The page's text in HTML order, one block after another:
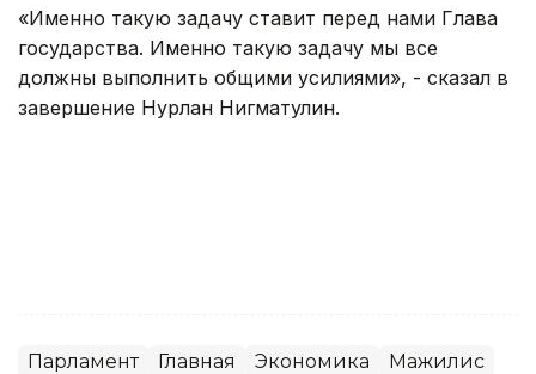
«Именно такую задачу ставит перед нами Глава
государства. Именно такую задачу мы все
должны выполнить общими усилиями», - сказал в
завершение Нурлан Нигматулин.
Парламент Главная Экономика Мажилис